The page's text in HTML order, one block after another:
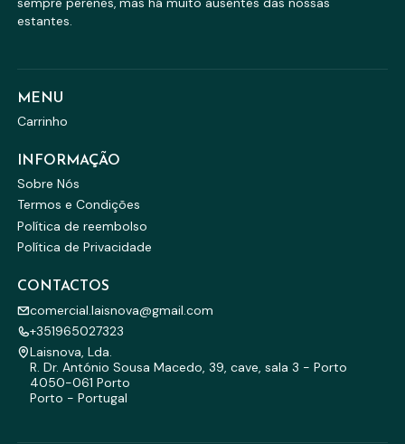
estantes.
MENU
Carrinho
INFORMAÇÃO
Sobre Nós
Termos e Condições
Política de reembolso
Política de Privacidade
CONTACTOS
comercial.laisnova@gmail.com
+351965027323
Laisnova, Lda.
R. Dr. António Sousa Macedo, 39, cave, sala 3 - Porto
4050-061 Porto
Porto - Portugal